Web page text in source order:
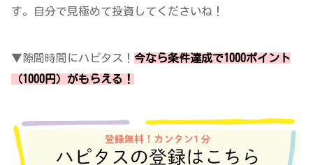
す。自分で見極めて投資してくださいね！
▼隙間時間にハピタス！ 今なら条件達成で1000ポイント
（1000円）がもらえる！